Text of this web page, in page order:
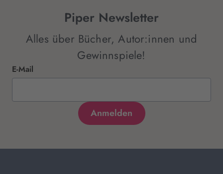
Piper Newsletter
Alles über Bücher, Autor:innen und
Gewinnspiele!
E-Mail